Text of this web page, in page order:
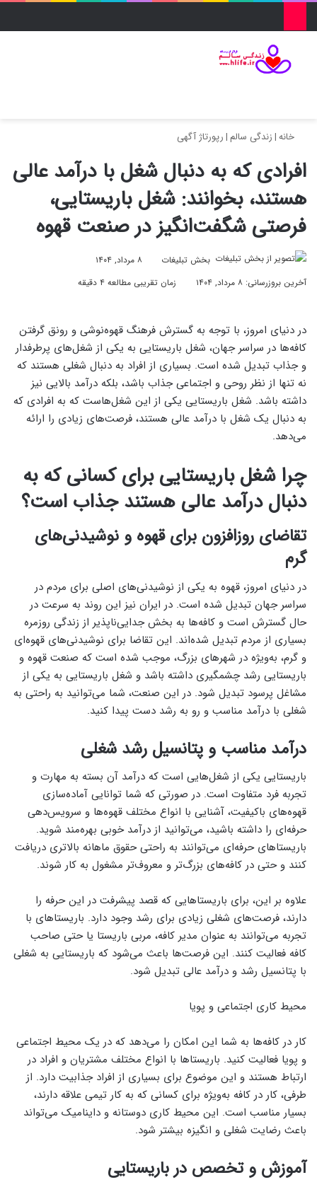
خانه|زندگی سالم |رپورتاژ آگهی
افرادی که به دنبال شغل با درآمد عالی
هستند، بخوانند: شغل باریستایی،
فرصتی شگفت‌انگیز در صنعت قهوه
بخش تبلیغات
۸ مرداد, ۱۴۰۴
آخرین بروزرسانی: ۸ مرداد, ۱۴۰۴
زمان تقریبی مطالعه ۴ دقیقه
در دنیای امروز، با توجه به گسترش فرهنگ قهوه‌نوشی و رونق گرفتن
کافه‌ها در سراسر جهان، شغل باریستایی به یکی از شغل‌های پرطرفدار
و جذاب تبدیل شده است. بسیاری از افراد به دنبال شغلی هستند که
نه تنها از نظر روحی و اجتماعی جذاب باشد، بلکه درآمد بالایی نیز
داشته باشد. شغل باریستایی یکی از این شغل‌هاست که به افرادی که
به دنبال یک شغل با درآمد عالی هستند، فرصت‌های زیادی را ارائه
می‌دهد.
چرا شغل باریستایی برای کسانی که به
دنبال درآمد عالی هستند جذاب است؟
تقاضای روزافزون برای قهوه و نوشیدنی‌های
گرم
در دنیای امروز، قهوه به یکی از نوشیدنی‌های اصلی برای مردم در
سراسر جهان تبدیل شده است. در ایران نیز این روند به سرعت در
حال گسترش است و کافه‌ها به بخش جدایی‌ناپذیر از زندگی روزمره
بسیاری از مردم تبدیل شده‌اند. این تقاضا برای نوشیدنی‌های قهوه‌ای
و گرم، به‌ویژه در شهرهای بزرگ، موجب شده است که صنعت قهوه و
باریستایی رشد چشمگیری داشته باشد و شغل باریستایی به یکی از
مشاغل پرسود تبدیل شود. در این صنعت، شما می‌توانید به راحتی به
شغلی با درآمد مناسب و رو به رشد دست پیدا کنید.
درآمد مناسب و پتانسیل رشد شغلی
باریستایی یکی از شغل‌هایی است که درآمد آن بسته به مهارت و
تجربه فرد متفاوت است. در صورتی که شما توانایی آماده‌سازی
قهوه‌های باکیفیت، آشنایی با انواع مختلف قهوه‌ها و سرویس‌دهی
حرفه‌ای را داشته باشید، می‌توانید از درآمد خوبی بهره‌مند شوید.
باریستاهای حرفه‌ای می‌توانند به راحتی حقوق ماهانه بالاتری دریافت
کنند و حتی در کافه‌های بزرگ‌تر و معروف‌تر مشغول به کار شوند.
علاوه بر این، برای باریستاهایی که قصد پیشرفت در این حرفه را
دارند، فرصت‌های شغلی زیادی برای رشد وجود دارد. باریستاهای با
تجربه می‌توانند به عنوان مدیر کافه، مربی باریستا یا حتی صاحب
کافه فعالیت کنند. این فرصت‌ها باعث می‌شود که باریستایی به شغلی
با پتانسیل رشد و درآمد عالی تبدیل شود.
محیط کاری اجتماعی و پویا
کار در کافه‌ها به شما این امکان را می‌دهد که در یک محیط اجتماعی
و پویا فعالیت کنید. باریستاها با انواع مختلف مشتریان و افراد در
ارتباط هستند و این موضوع برای بسیاری از افراد جذابیت دارد. از
طرفی، کار در کافه به‌ویژه برای کسانی که به کار تیمی علاقه دارند،
بسیار مناسب است. این محیط کاری دوستانه و داینامیک می‌تواند
باعث رضایت شغلی و انگیزه بیشتر شود.
آموزش و تخصص در باریستایی